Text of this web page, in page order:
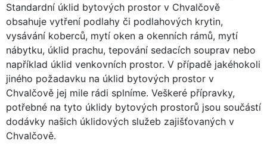
Standardní úklid bytových prostor v Chvalčově
obsahuje vytření podlahy či podlahových krytin,
vysávání koberců, mytí oken a okenních rámů, mytí
nábytku, úklid prachu, tepování sedacích souprav nebo
například úklid venkovních prostor. V případě jakéhokoli
jiného požadavku na úklid bytových prostor v
Chvalčově jej mile rádi splníme. Veškeré přípravky,
potřebné na tyto úklidy bytových prostorů jsou součástí
dodávky našich úklidových služeb zajišťovaných v
Chvalčově.